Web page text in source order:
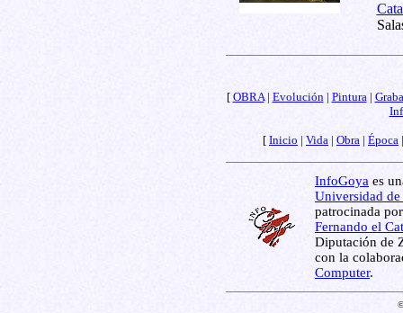
[ OBRA| Evolución| Pintura|
[ Inicio | Vida | Obra | Época
InfoGoya es
Universidad de
patrocinada
Fernando el
Diputación de
con la
Computer.